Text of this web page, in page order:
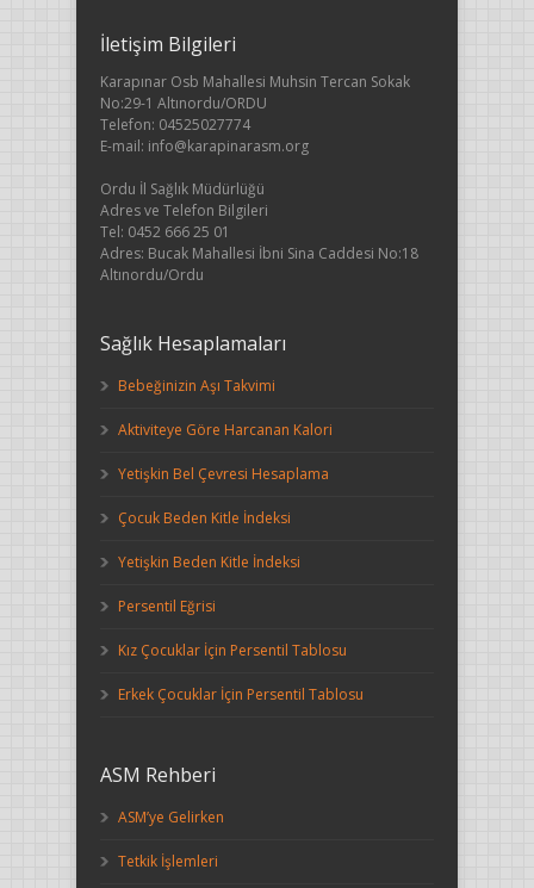
İletişim Bilgileri
Karapınar Osb Mahallesi Muhsin Tercan Sokak
No:29-1 Altınordu/ORDU
Telefon: 04525027774
E-mail: info@karapinarasm.org
Ordu İl Sağlık Müdürlüğü
Adres ve Telefon Bilgileri
Tel: 0452 666 25 01
Adres: Bucak Mahallesi İbni Sina Caddesi No:18
Altınordu/Ordu
Sağlık Hesaplamaları
Bebeğinizin Aşı Takvimi
Aktiviteye Göre Harcanan Kalori
Yetişkin Bel Çevresi Hesaplama
Çocuk Beden Kitle İndeksi
Yetişkin Beden Kitle İndeksi
Persentil Eğrisi
Kız Çocuklar İçin Persentil Tablosu
Erkek Çocuklar İçin Persentil Tablosu
ASM Rehberi
ASM’ye Gelirken
Tetkik İşlemleri